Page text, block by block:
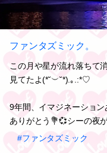
ファンタズミック。
この月や星が流れ落ちて
見てたよ(*˘︶˘*).｡.:*♡
9年間、イマジネーショ
ありがとう💐💞シーの夜
#ファンタズミック